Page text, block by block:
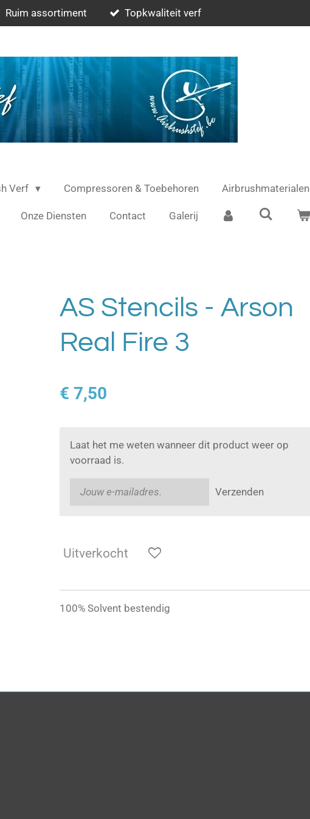
Ruim assortiment Topkwaliteit verf
Verf Compressoren & Toebehoren Airbrushmaterialen
Onze Diensten Contact Galerij
AS Stencils - Arson
Real Fire 3
€ 7,50
Laat het me weten wanneer dit product weer op
voorraad is.
Verzenden
Uitverkocht
100% Solvent bestendig